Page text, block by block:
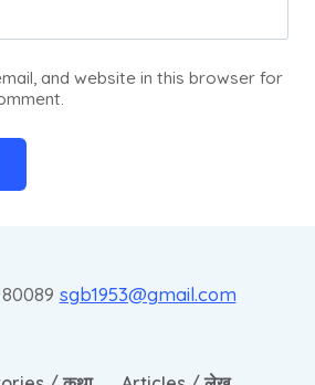
and website in this browser for
sgb1953@gmail.com